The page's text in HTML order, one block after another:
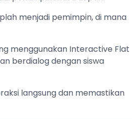
menjadi pemimpin, di mana
menggunakan Interactive Flat
berdialog dengan siswa
langsung dan memastikan